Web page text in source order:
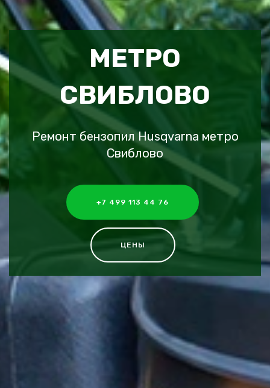
МЕТРО
СВИБЛОВО
Ремонт бензопил Husqvarna метро
Свиблово
+7 499 113 44 76
ЦЕНЫ